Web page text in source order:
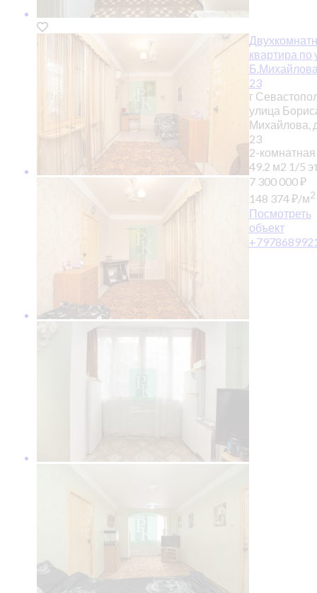
квартира по
23
г
улица
Михайлова,
23
2-комнатная
49.2 м2 1/5
7 300 000₽
148 374₽/м2
Посмотреть
объект